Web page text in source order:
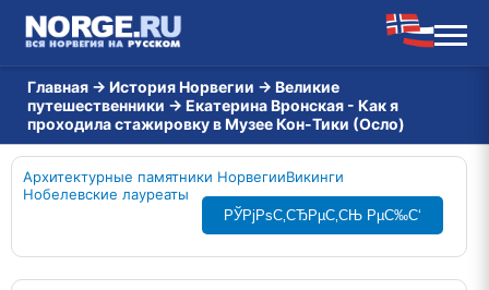
Главная → История Норвегии → Великие
путешественники → Екатерина Вронская - Как я
проходила стажировку в Музее Кон-Тики (Осло)
Архитектурные памятники НорвегииВикинги
Нобелевские лауреаты
РЎРјРѕС‚СЂРµС‚СЊ РµС‰С‘